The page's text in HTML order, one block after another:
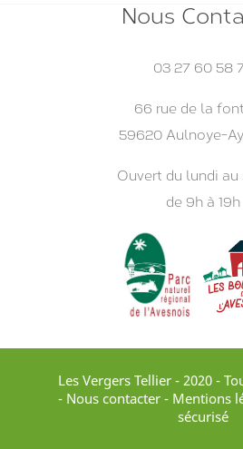
Nous
03 27 60 58
66 rue de la
59620 Aulnoye-
Ouvert du lundi au
de 9h à 19h
Les Vergers Tellier - 2020 -
- Nous contacter- Mentions
sécurisé